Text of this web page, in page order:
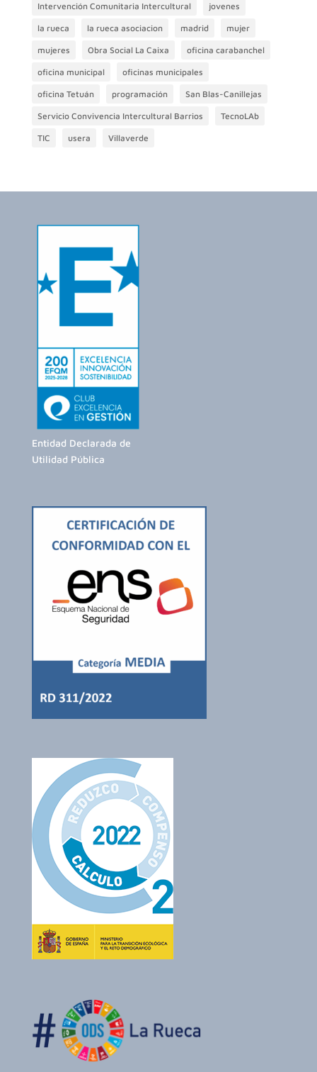
Intervención Comunitaria Intercultural jovenes
la rueca la rueca asociacion madrid mujer
mujeres Obra Social La Caixa oficina carabanchel
oficina municipal oficinas municipales
oficina Tetuán programación San Blas-Canillejas
Servicio Convivencia Intercultural Barrios TecnoLAb
TIC usera Villaverde
Entidad Declarada de
Utilidad Pública